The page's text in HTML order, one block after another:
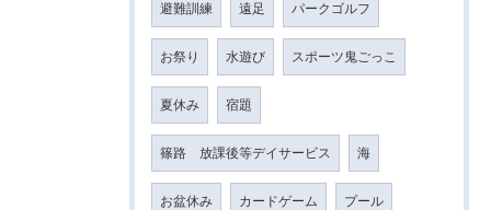
避難訓練 遠足 パークゴルフ
お祭り 水遊び スポーツ鬼ごっこ
夏休み 宿題
篠路 放課後等デイサービス 海
お盆休み カードゲーム プール